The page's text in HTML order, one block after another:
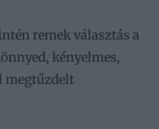
remek választás a
kényelmes,
megtűzdelt